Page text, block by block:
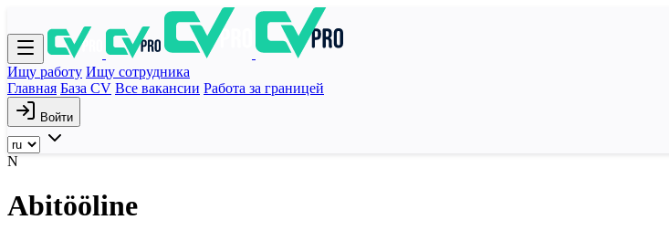
Ищу работу Ищу сотрудника
Главная База CV Все вакансии Работа за границей
Войти
N
Abitööline